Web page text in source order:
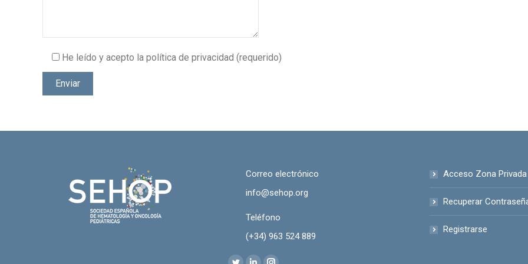
He leído y acepto la política de privacidad (requerido)
Correo electrónico
info@sehop.org
Teléfono
(+34) 963 524 889
Encuéntranos en:
Acceso Zona Privada
Recuperar
Registrarse